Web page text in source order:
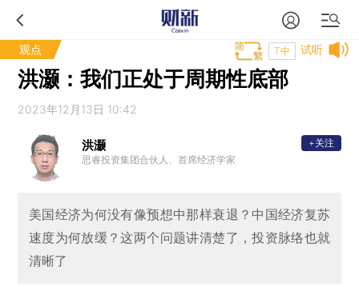
观点 试听
T中
洪灏：我们正处于周期性底部
2023年12月13日 10:42
洪灏
思睿投资集团合伙人、首席经济学家
+关注
美国经济为何没有像预想中那样衰退？中国经济复苏
速度为何放缓？这两个问题讲清楚了，投资脉络也就
清晰了